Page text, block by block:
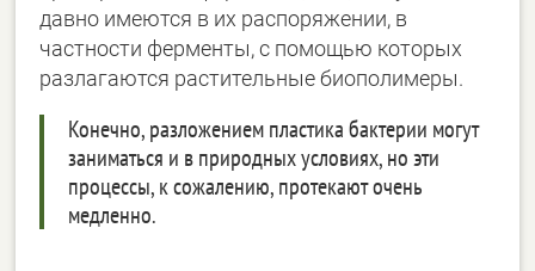
давно имеются в их распоряжении, в
частности ферменты, с помощью которых
разлагаются растительные биополимеры.
Конечно, разложением пластика бактерии могут
заниматься и в природных условиях, но эти
процессы, к сожалению, протекают очень
медленно.